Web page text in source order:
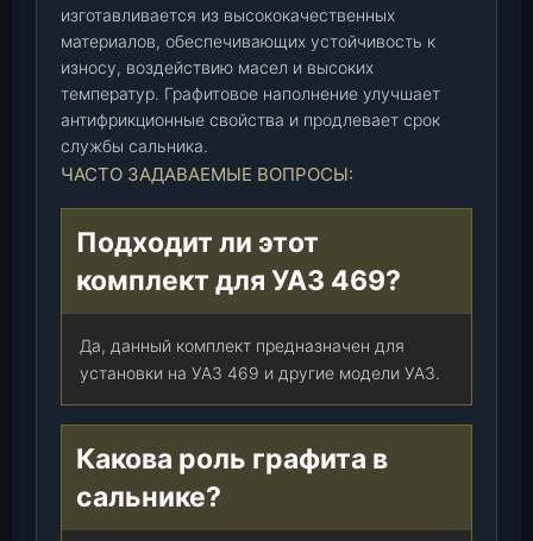
изготавливается из высококачественных
материалов, обеспечивающих устойчивость к
износу, воздействию масел и высоких
температур. Графитовое наполнение улучшает
антифрикционные свойства и продлевает срок
службы сальника.
ЧАСТО ЗАДАВАЕМЫЕ ВОПРОСЫ:
Подходит ли этот
комплект для УАЗ 469?
Да, данный комплект предназначен для
установки на УАЗ 469 и другие модели УАЗ.
Какова роль графита в
сальнике?